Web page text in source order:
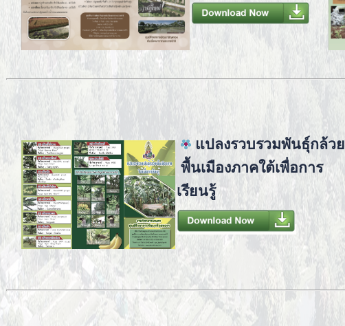
แปลงรวบรวมพันธุ์กล้วย
พื้นเมืองภาคใต้เพื่อการ
เรียนรู้